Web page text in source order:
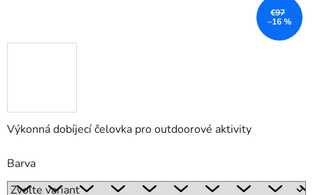
Výkonná dobíjecí čelovka pro outdoorové aktivity
Barva
€97
–16 %